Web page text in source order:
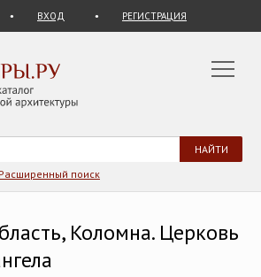
ВХОД РЕГИСТРАЦИЯ
Расширенный поиск
Коломна. Церковь